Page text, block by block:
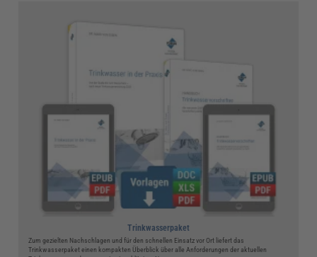
Trinkwasserpaket
Zum gezielten Nachschlagen und für den schnellen Einsatz vor Ort liefert das
Trinkwasserpaket einen kompakten Überblick über alle Anforderungen der aktuellen